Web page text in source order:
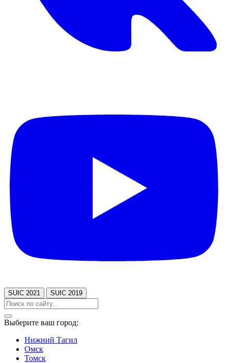
SUIC 2021 SUIC 2019
Выберите ваш город:
Нижний Тагил
Омск
Томск